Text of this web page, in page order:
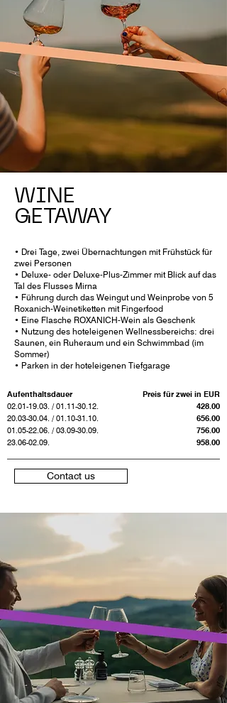
WINE
GETAWAY
• Drei Tage, zwei Übernachtungen mit Frühstück für
zwei Personen
• Deluxe- oder Deluxe-Plus-Zimmer mit Blick auf das
Tal des Flusses Mirna
• Führung durch das Weingut und Weinprobe von 5
Roxanich-Weinetiketten mit Fingerfood
• Eine Flasche ROXANICH-Wein als Geschenk
• Nutzung des hoteleigenen Wellnessbereichs: drei
Saunen, ein Ruheraum und ein Schwimmbad (im
Sommer)
• Parken in der hoteleigenen Tiefgarage
Preis für zwei in EUR
428.00
656.00
756.00
958.00
Aufenthaltsdauer
02.01-19.03. /01.11-30.12.
20.03-30.04. /01.10-31.10.
01.05-22.06. /03.09-30.09.
23.06-02.09.
Contact us